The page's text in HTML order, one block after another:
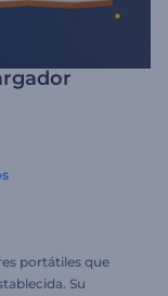
portátiles que
Su